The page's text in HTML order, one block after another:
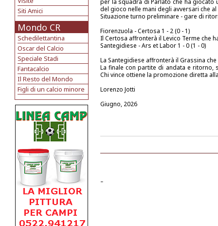
Siti Amici
Mondo CR
Schedilettantina
Oscar del Calcio
Speciale Stadi
Fantacalcio
Il Resto del Mondo
Figli di un calcio minore
per la squadra di Parlato che ha giocato
del gioco nelle mani degli avversari che
Situazione turno preliminare - gare di
Fiorenzuola - Certosa 1 - 2 (0 - 1)
Il Certosa affronterà il Levico Terme che
Santegidiese - Ars et Labor 1 - 0 (1 - 0)
La Santegidiese affronterà il Grassina
La finale con partite di andata e ritorno,
Chi vince ottiene la promozione diretta
Lorenzo Jotti
Giugno, 2026
-